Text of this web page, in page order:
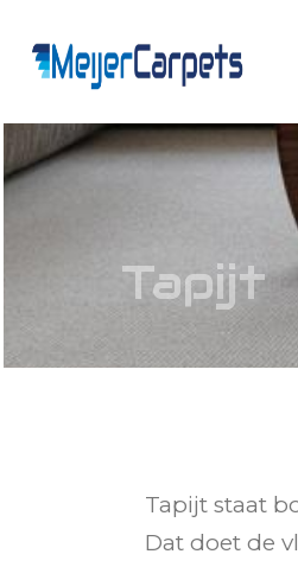
Tapijt
Tapijt staat
Dat doet de